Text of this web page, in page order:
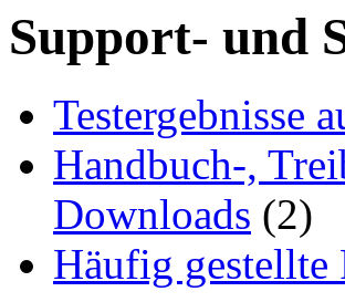
Support- und
Testergebnisse
Handbuch-,
Downloads (2)
Häufig gestellte